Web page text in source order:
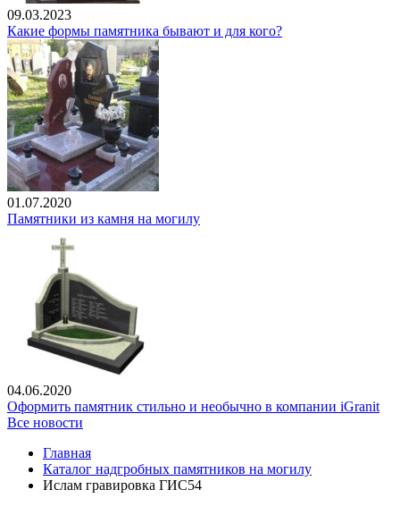
09.03.2023
Какие формы памятника бывают и для кого?
01.07.2020
Памятники из камня на могилу
04.06.2020
Оформить памятник стильно и необычно в компании iGranit
Все новости
Главная
Каталог надгробных памятников на могилу
Ислам гравировка ГИС54